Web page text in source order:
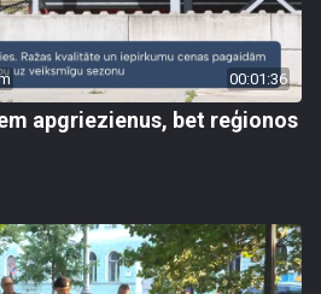
00:01:36
apgriezienus, bet reģionos